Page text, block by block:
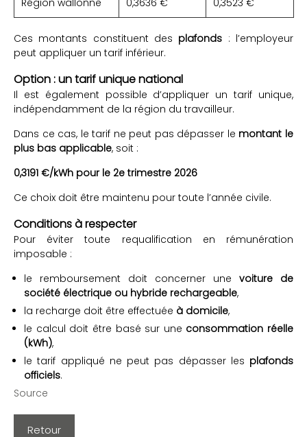
Région wallonne 0,3636 € 0,3523 €
Ces montants constituent des plafonds : l’employeur
peut appliquer un tarif inférieur.
Option : un tarif unique national
Il est également possible d’appliquer un tarif unique,
indépendamment de la région du travailleur.
Dans ce cas, le tarif ne peut pas dépasser le montant le
plus bas applicable, soit :
0,3191 €/kWh pour le 2e trimestre 2026
Ce choix doit être maintenu pour toute l’année civile.
Conditions à respecter
Pour éviter toute requalification en rémunération
imposable :
le remboursement doit concerner une voiture de
société électrique ou hybride rechargeable,
la recharge doit être effectuée à domicile,
le calcul doit être basé sur une consommation réelle
(kWh),
le tarif appliqué ne peut pas dépasser les plafonds
officiels.
Source
Retour